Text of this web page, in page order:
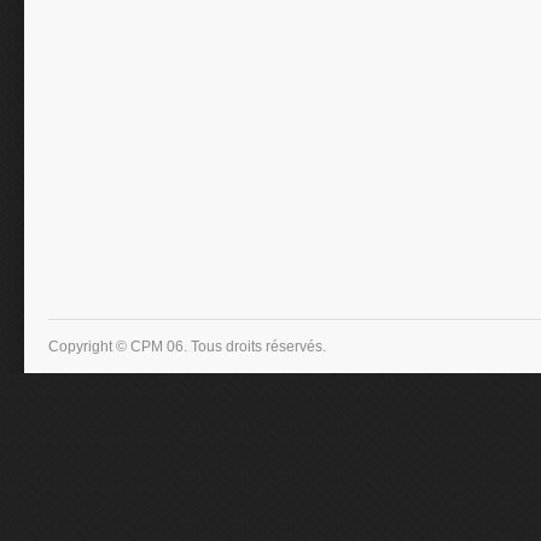
Copyright © CPM 06. Tous droits réservés.